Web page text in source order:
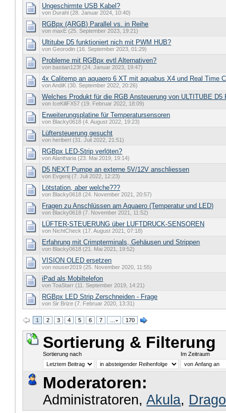
Ungeschirmte USB Kabel?
von Durahl (28. Januar 2024, 10:40)
RGBpx (ARGB) Parallel vs. in Reihe
von maxE (25. September 2023, 19:21)
Ultitube D5 funktioniert nich mit PWM HUB?
von Georodin (16. September 2023, 01:29)
Probleme mit RGBpx evtl Alternativen?
von bastian123f (24. Januar 2023, 19:47)
4x Calitemp an aquaero 6 XT mit aquabus X4 und Real Time
von AndiK (30. September 2022, 20:26)
Welches Produkt für die RGB Ansteuerung von ULTITUBE D5
von IceKillFX57 (19. Februar 2022, 18:09)
Erweiterungsplatine für Temperatursensoren
von Blacky0618 (4. August 2022, 19:23)
Lüftersteuerung gesucht
von heribert (31. Juli 2022, 21:51)
RGBpx LED-Strip verlöten?
von Alantharia (23. Mai 2019, 19:14)
D5 NEXT Pumpe an externe 5V/12V anschliessen
von Evgenij (7. Juli 2022, 12:23)
Lötstation, aber welche???
von Blacky0618 (24. November 2021, 20:57)
Fragen zu Anschlüssen am Aquaero (Temperatur und LED)
von Blacky0618 (7. November 2021, 11:52)
LÜFTER-STEUERUNG über LUFTDRUCK-SENSOREN
von NichtCheck (17. August 2021, 07:18)
Erfahrung mit Crimpterminals, Gehäusen und Strippen
von Blacky0618 (21. Mai 2021, 19:52)
VISION OLED ersetzen
von nouser2019 (25. November 2020, 11:55)
iPad als Mobiltelefon
von ToaStarr (11. September 2019, 14:21)
RGBpx LED Strip Zerschneiden - Frage
von Sir Brize (7. Februar 2020, 13:31)
1 2 3 4 5 6 7 … 170
Sortierung & Filterung
Sortierung nach Im Zeitraum
Moderatoren:
Administratoren,Akula,